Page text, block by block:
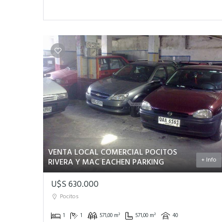
VENTA LOCAL COMERCIAL POCITOS
RIVERA Y MAC EACHEN PARKING + Info
U$S 630.000
Pocitos
1 1 571,00 m² 571,00 m² 40